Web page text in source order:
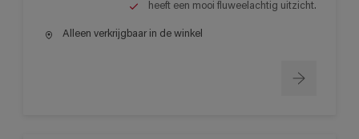
heeft een mooi fluweelachtig uitzicht.
Alleen verkrijgbaar in de winkel